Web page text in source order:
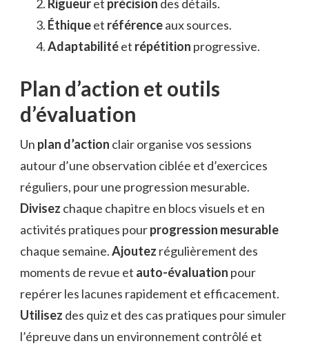
Rigueuret précision des détails.
Éthiqueet référenceaux sources.
Adaptabilitéet répétition progressive.
Plan d’action et outils
d’évaluation
Un plan d’action clair organise vos sessions
autour d’une observation ciblée et d’exercices
réguliers, pour une progression mesurable.
Divisez chaque chapitre en blocs visuels et en
activités pratiques pourprogression mesurable
chaque semaine.Ajoutez régulièrement des
moments de revue et auto-évaluation pour
repérer les lacunes rapidement et efficacement.
Utilisez des quiz et des cas pratiques pour simuler
l’épreuve dans un environnement contrôlé et